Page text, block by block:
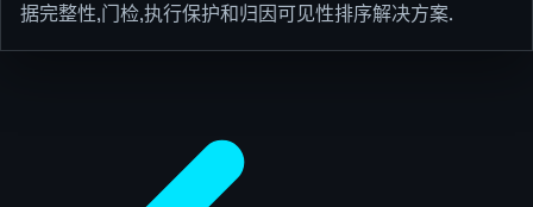
据完整性,门检,执行保护和归因可见性排序解决方案.